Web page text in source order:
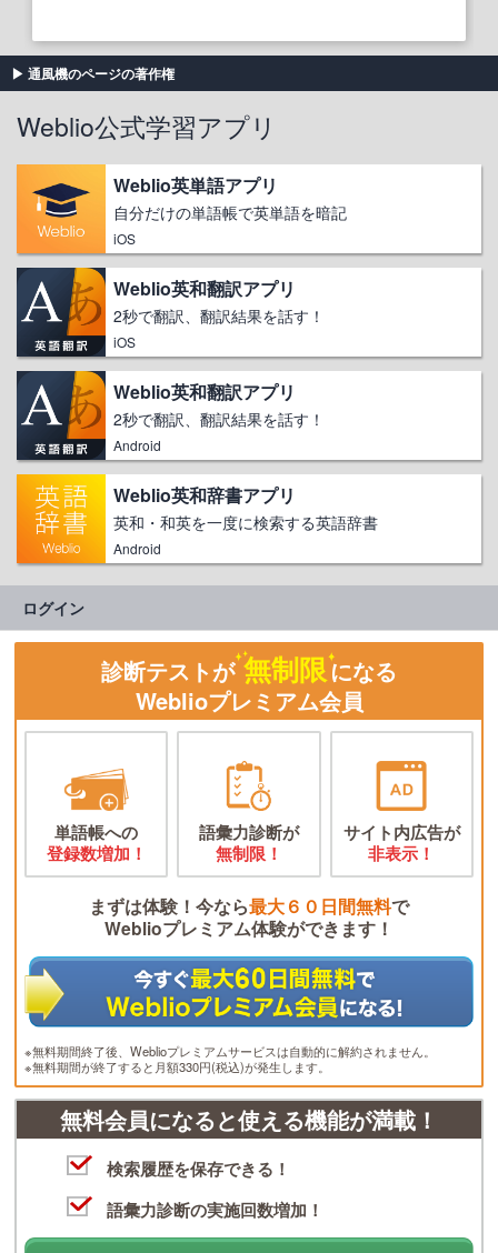
通風機のページの著作権
Weblio公式学習アプリ
Weblio英単語アプリ
自分だけの単語帳で英単語を暗記
iOS
Weblio英和翻訳アプリ
2秒で翻訳、翻訳結果を話す！
iOS
Weblio英和翻訳アプリ
2秒で翻訳、翻訳結果を話す！
Android
Weblio英和辞書アプリ
英和・和英を一度に検索する英語辞書
Android
ログイン
診断テストが 無制限になる
Weblioプレミアム会員
単語帳への
登録数増加！
語彙力診断が
無制限！
サイト内広告が
非表示！
まずは体験！今なら最大６０日間無料で
Weblioプレミアム体験ができます！
※無料期間終了後、Weblioプレミアムサービスは自動的に解約されません。
※無料期間が終了すると月額330円(税込)が発生します。
無料会員になると使える機能が満載！
検索履歴を保存できる！
語彙力診断の実施回数増加！